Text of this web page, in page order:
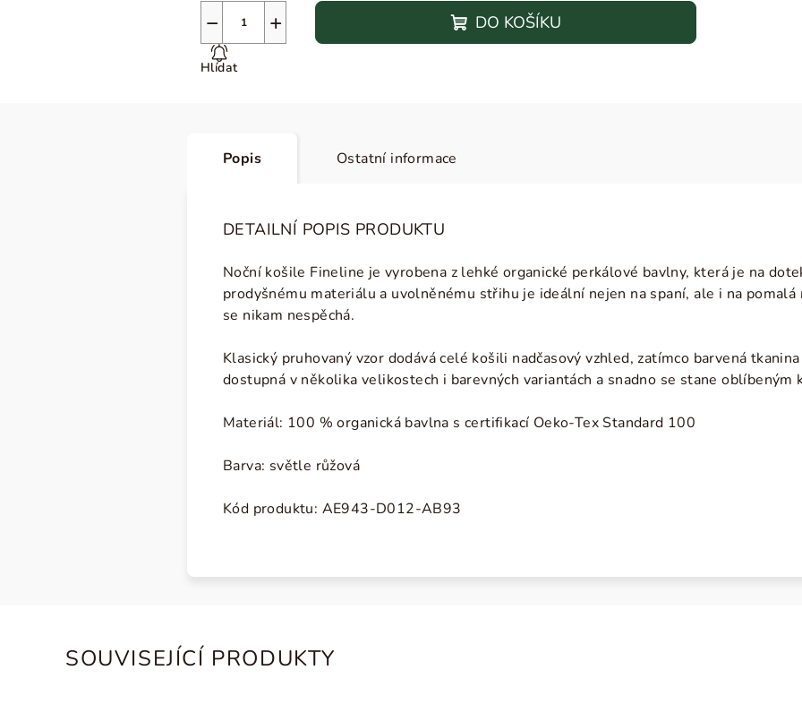
+
− DO KOŠÍKU
Hlídat
Popis Ostatní informace
DETAILNÍ POPIS PRODUKTU
Noční košile Fineline je vyrobena z lehké organické perkálové bavlny, která je na
prodyšnému materiálu a uvolněnému střihu je ideální nejen na spaní, ale i na
se nikam nespěchá.
Klasický pruhovaný vzor dodává celé košili nadčasový vzhled, zatímco barvená
dostupná v několika velikostech i barevných variantách a snadno se stane oblíbeným
Materiál: 100 % organická bavlna s certifikací Oeko-Tex Standard 100
Barva: světle růžová
Kód produktu: AE943-D012-AB93
SOUVISEJÍCÍ PRODUKTY